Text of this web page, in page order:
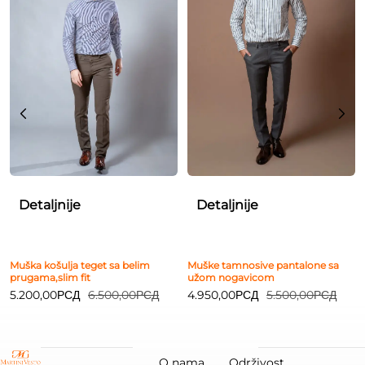
Detaljnije
Muška košulja teget sa belim
prugama,slim fit
6.500,00РСД
5.200,00РСД
Detaljnije
Muške tamnosive pantalone sa
užom nogavicom
5.500,00РСД
4.950,00РСД